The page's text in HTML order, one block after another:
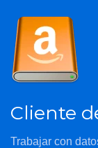
Cliente
Trabajar con